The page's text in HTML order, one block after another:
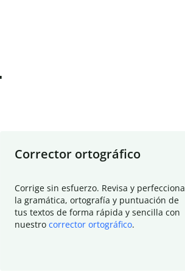
Corrector ortográfico
Corrige sin esfuerzo. Revisa y perfecciona
la gramática, ortografía y puntuación de
tus textos de forma rápida y sencilla con
nuestro corrector ortográfico.